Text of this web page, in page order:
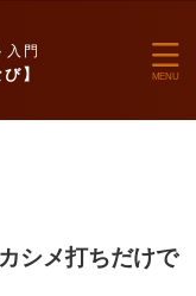
入門
】
シメ打ちだけで